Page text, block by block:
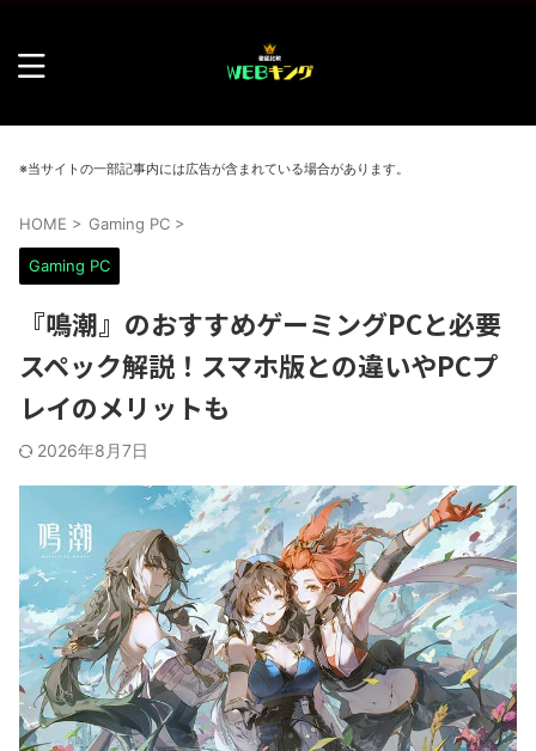
※当サイトの一部記事内には広告が含まれている場合があります。
HOME > Gaming PC >
Gaming PC
『鳴潮』のおすすめゲーミングPCと必要
スペック解説！スマホ版との違いやPCプ
レイのメリットも
2026年8月7日